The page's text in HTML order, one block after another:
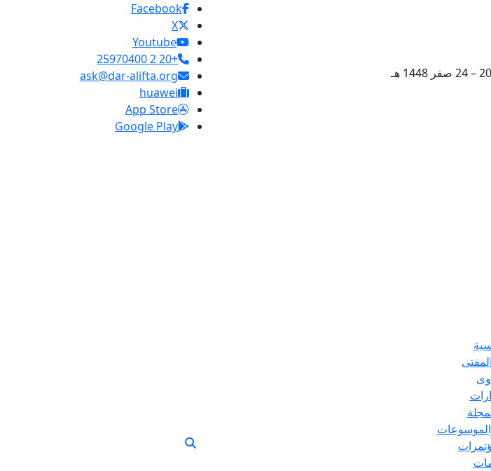
Facebook
X
Youtube
+20 2 25970400
ask@dar-alifta.org
huawei
App Store
Google Play